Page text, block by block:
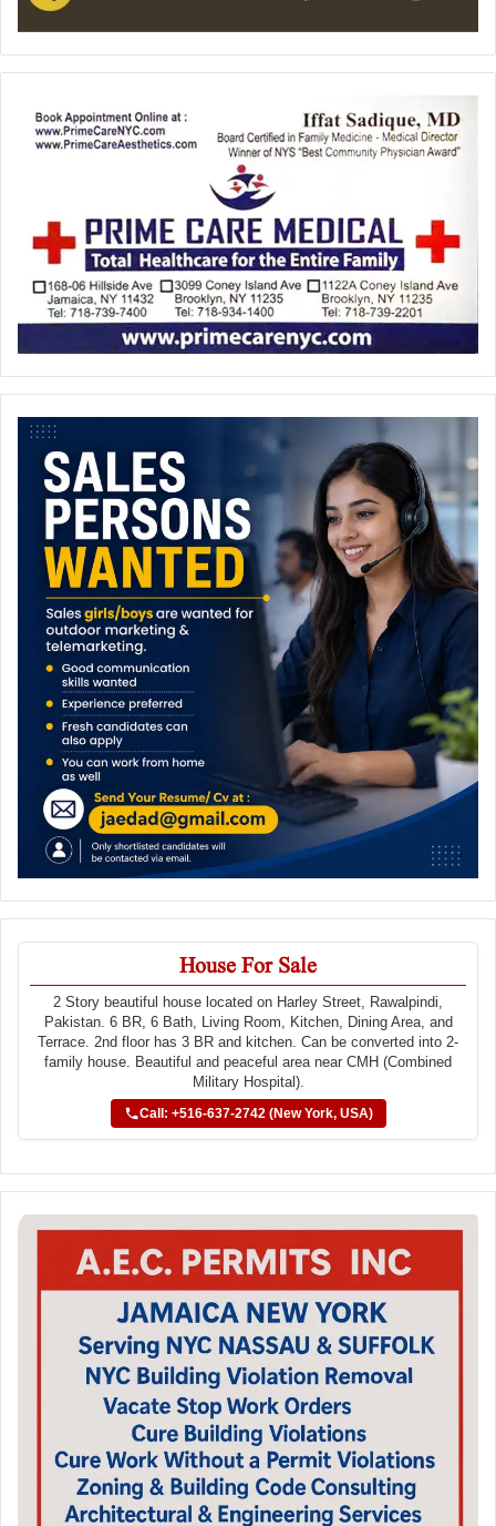
House For Sale
2 Story beautiful house located on Harley Street, Rawalpindi,
Pakistan. 6 BR, 6 Bath, Living Room, Kitchen, Dining Area, and
Terrace. 2nd floor has 3 BR and kitchen. Can be converted into 2-
family house. Beautiful and peaceful area near CMH (Combined
Military Hospital).
Call: +516-637-2742 (New York, USA)